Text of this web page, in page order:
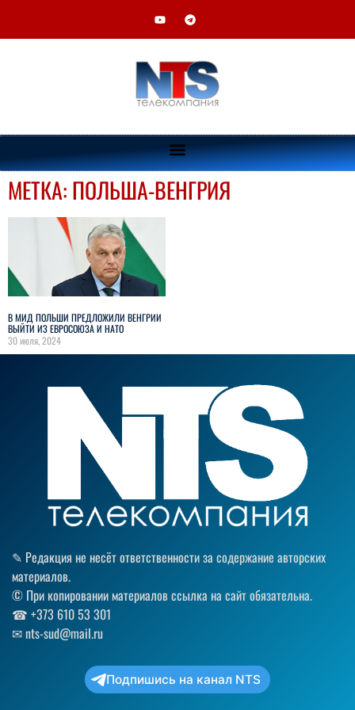
МЕТКА: ПОЛЬША-ВЕНГРИЯ
В МИД ПОЛЬШИ ПРЕДЛОЖИЛИ
ВЕНГРИИ ВЫЙТИ ИЗ ЕВРОСОЮЗА И
НАТО
30 июля, 2024
✎ Редакция не несёт ответственности за содержание авторских
материалов.
© При копировании материалов ссылка на сайт обязательна.
☎︎ +373 610 53 301
✉ nts-sud@mail.ru
Подпишись на канал NTS
Куда, по вашему мнению, в первую очередь
должен поехать премьер - министр Василий
Тофан?
В Гагаузию
В Приднестровье
В Брюссель
В Вашингтон
Просмотреть результаты